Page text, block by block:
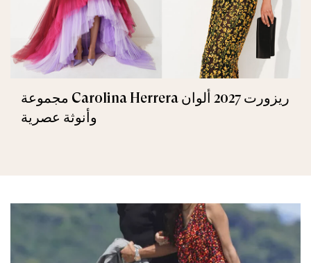
مجموعة Carolina Herrera ريزورت 2027 ألوان
وأنوثة عصرية